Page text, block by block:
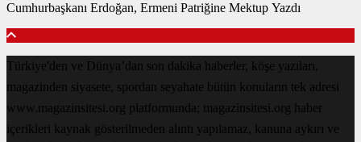
Cumhurbaşkanı Erdoğan, Ermeni Patriğine Mektup Yazdı
Türkiye'den ve Dünya’dan son dakika haberler, köşe yazıları,
magazinden siyasete, spordan seyahate bütün konuların tek adresi
www.magazinsitesi.org platformunda; magazinsitesi.org haber
içerikleri kaynak gösterilmeden alıntı yapılamaz, kanuna aykırı ve